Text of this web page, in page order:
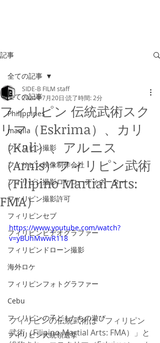
記事
全ての記事
Philippines
manila
フィリピン撮影
フィリピン映像制作会社
フィリピン撮影ロケコーディネーター
フィリピン撮影許可
フィリピンセブ
フィリピンビデオグラファー
フィリピンドローン撮影
海外ロケ
フィリピンフォトグラファー
Cebu
フィリピンの子どもたちの遊び
フィリピン大統領選挙
全ての記事
フィリピン 伝統武術スク
リマ（Eskrima）、カリ
（Kali）、アルニス
（Arnis）フィリピン武術
（Filipino Martial Arts:
FMA）
SIDE-B FILM staff
2024年7月20日 読了時間: 2分
https://www.youtube.com/watch?
v=yBUhMwwR118
フィリピンの伝統武術は「フィリピン
武術（Filipino Martial Arts: FMA）」と